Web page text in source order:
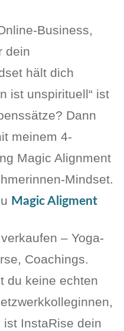
Business,
dein
hält dich
ist unspirituell“ ist
Dann
meinem 4-
Magic Alignment
Mindset.
Magic Aligment
– Yoga-
Coachings.
du keine echten
InstaRise dein